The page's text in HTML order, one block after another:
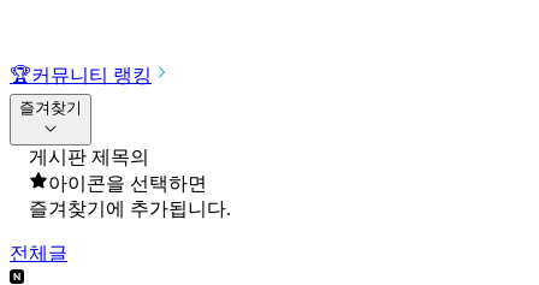
🏆커뮤니티 랭킹
즐겨찾기
게시판 제목의
아이콘을 선택하면
즐겨찾기에 추가됩니다.
전체글